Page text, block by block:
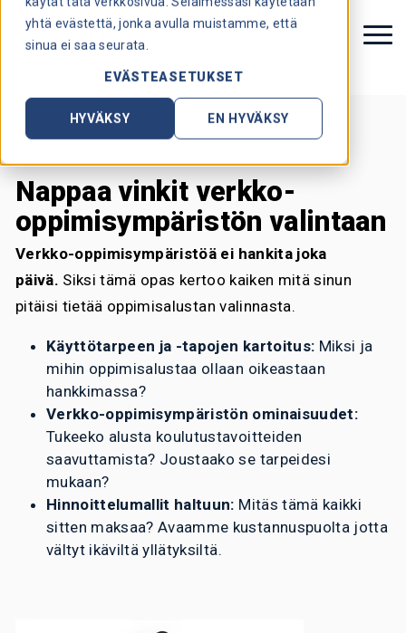
yhtä evästettä, jonka avulla muistamme, että
sinua ei saa seurata.
EVÄSTEASETUKSET
HYVÄKSY EN HYVÄKSY
Nappaa vinkit verkko-
oppimisympäristön valintaan
Verkko-oppimisympäristöä ei hankita joka
päivä. Siksi tämä opas kertoo kaiken mitä sinun
pitäisi tietää oppimisalustan valinnasta.
Käyttötarpeen ja -tapojen kartoitus: Miksi ja
mihin oppimisalustaa ollaan oikeastaan
hankkimassa?
Verkko-oppimisympäristön ominaisuudet:
Tukeeko alusta koulutustavoitteiden
saavuttamista? Joustaako se tarpeidesi
mukaan?
Hinnoittelumallit haltuun: Mitäs tämä kaikki
sitten maksaa? Avaamme kustannuspuolta jotta
vältyt ikäviltä yllätyksiltä.